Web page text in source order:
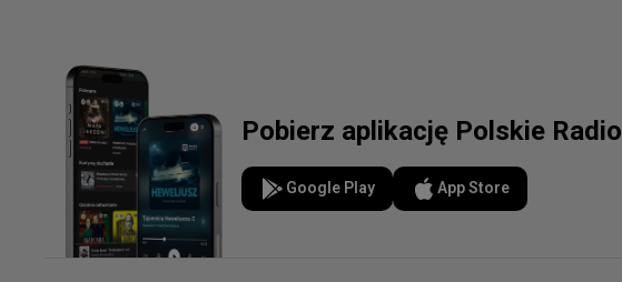
Pobierz aplikację Polskie Radio
Google Play App Store